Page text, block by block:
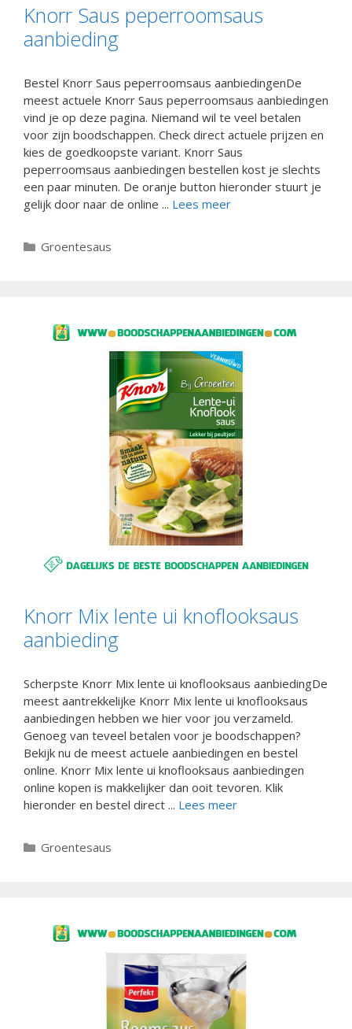
Knorr Saus peperroomsaus
aanbieding
Bestel Knorr Saus peperroomsaus aanbiedingenDe
meest actuele Knorr Saus peperroomsaus aanbiedingen
vind je op deze pagina. Niemand wil te veel betalen
voor zijn boodschappen. Check direct actuele prijzen en
kies de goedkoopste variant. Knorr Saus
peperroomsaus aanbiedingen bestellen kost je slechts
een paar minuten. De oranje button hieronder stuurt je
gelijk door naar de online ... Lees meer
Categorieën
Groentesaus
Knorr Mix lente ui knoflooksaus
aanbieding
Scherpste Knorr Mix lente ui knoflooksaus aanbiedingDe
meest aantrekkelijke Knorr Mix lente ui knoflooksaus
aanbiedingen hebben we hier voor jou verzameld.
Genoeg van teveel betalen voor je boodschappen?
Bekijk nu de meest actuele aanbiedingen en bestel
online. Knorr Mix lente ui knoflooksaus aanbiedingen
online kopen is makkelijker dan ooit tevoren. Klik
hieronder en bestel direct ... Lees meer
Categorieën
Groentesaus